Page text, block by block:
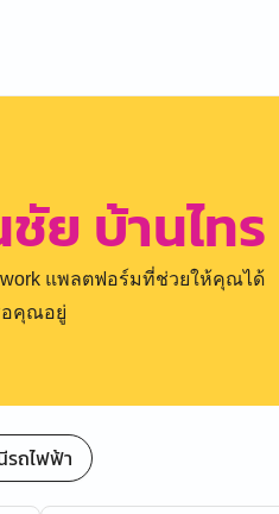
ย บ้านไทร
แพลตฟอร์มที่ช่วยให้คุณได้
อคุณอยู่
รถไฟฟ้า